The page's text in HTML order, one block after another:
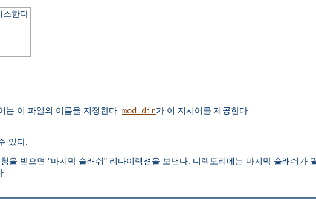
스한다
는 이 파일의 이름을 지정한다. mod_dir가 이 지시어를 제공한다.
있다.
을 받으면 "마지막 슬래쉬" 리다이렉션을 보낸다. 디렉토리에는 마지막 슬래쉬가
.